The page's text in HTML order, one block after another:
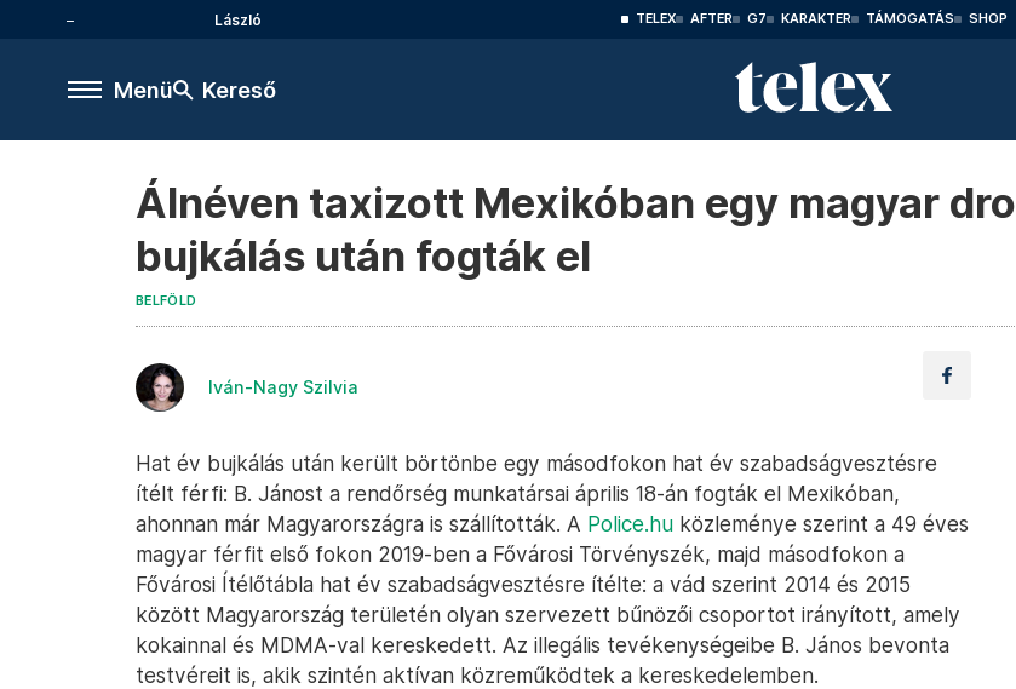
László TELEX AFTER G7 KARAKTER TÁMOGATÁS SHOP
Menü Kereső
Álnéven taxizott Mexikóban egy magyar
bujkálás után fogták el
BELFÖLD
Iván-Nagy Szilvia
Hat év bujkálás után került börtönbe egy másodfokon hat év szabadságvesztésre
ítélt férfi: B. Jánost a rendőrség munkatársai április 18-án fogták el Mexikóban,
ahonnan már Magyarországra is szállították. A Police.hu közleménye szerint a 49 éves
magyar férfit első fokon 2019-ben a Fővárosi Törvényszék, majd másodfokon a
Fővárosi Ítélőtábla hat év szabadságvesztésre ítélte: a vád szerint 2014 és 2015
között Magyarország területén olyan szervezett bűnözői csoportot irányított, amely
kokainnal és MDMA-val kereskedett. Az illegális tevékenységeibe B. János bevonta
testvéreit is, akik szintén aktívan közreműködtek a kereskedelemben.